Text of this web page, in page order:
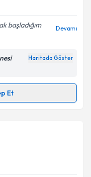
ilişkin
Aydınlatma
belirtilen
ediyorum.
başladığım
Devamı
Haritada Göster
Et
takvimi talebi
almanız için bir
bilgilendireceğiz.